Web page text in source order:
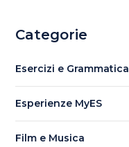
Categorie
Esercizi e Grammatica
Esperienze MyES
Film e Musica